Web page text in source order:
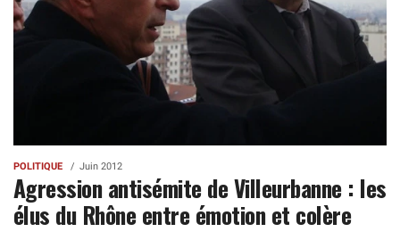
POLITIQUE Juin 2012
Agression antisémite de Villeurbanne : les
élus du Rhône entre émotion et colère